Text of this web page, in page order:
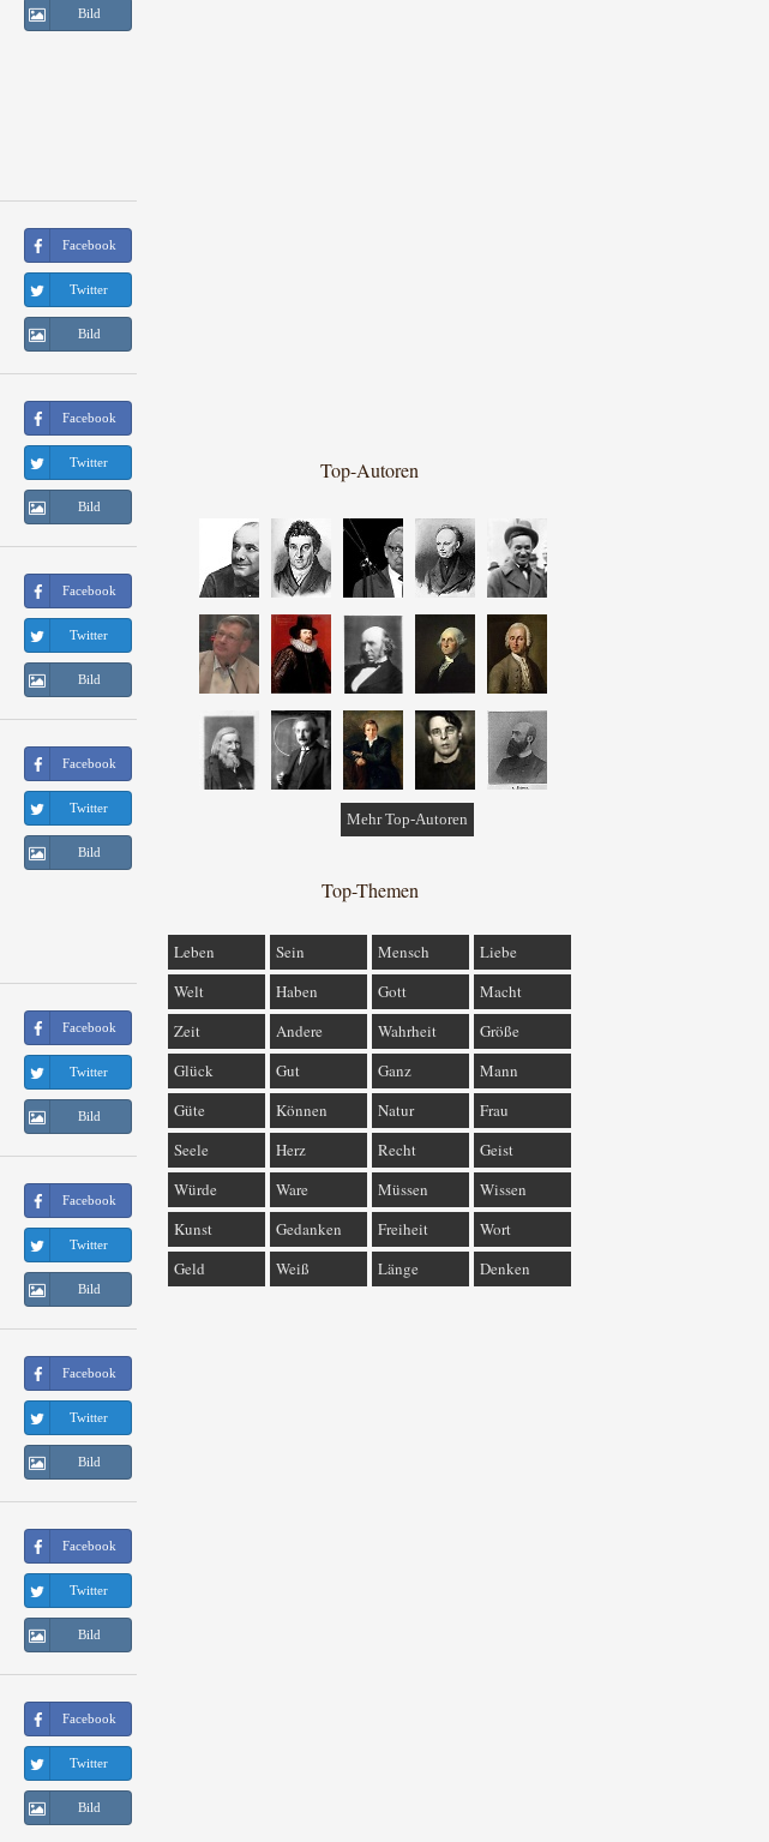
Bild
Facebook
Twitter
Bild
Facebook
Twitter
Bild
Facebook
Twitter
Bild
Facebook
Twitter
Bild
Facebook
Twitter
Bild
Facebook
Twitter
Bild
Facebook
Twitter
Bild
Facebook
Twitter
Bild
Facebook
Twitter
Bild
Top-Autoren
Mehr Top-Autoren
Top-Themen
Leben Sein Mensch
Liebe
Welt
Haben Gott
Macht
Zeit
Andere Wahrheit
Größe
Glück
Gut Ganz
Mann
Güte
Können Natur
Frau
Seele
Herz Recht
Geist
Würde
Ware Müssen
Wissen
Kunst
Gedanken Freiheit
Wort
Geld
Weiß Länge Denken